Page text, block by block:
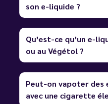
son e-liquide ?
Qu’est-ce qu’un e-
ou au Végétol ?
Peut-on vapoter des
avec une cigarette